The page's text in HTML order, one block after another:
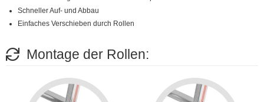
Schneller Auf- und Abbau
Einfaches Verschieben durch Rollen
Montage der Rollen: